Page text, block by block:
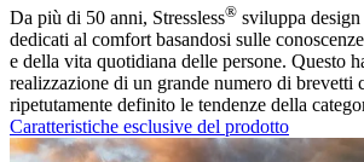
Da più di 50 anni, Stressless® sviluppa
dedicati al comfort basandosi sulle
e della vita quotidiana delle persone. Questo
realizzazione di un grande numero di brevetti
ripetutamente definito le tendenze della
Caratteristiche esclusive del prodotto